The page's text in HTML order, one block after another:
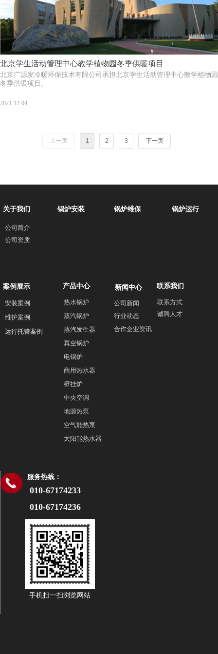
北京学生活动管理中心教学植物园冬季供暖项目
北京广源发冷暖环保技术有限公司承担北京学生活动管理中心教学植物园
冬季供暖项目。
2021-12-04
上一页 1 2 3 下一页
联系方式
诚聘人才
联系我们
公司新闻
行业动态
合作企业资讯
新闻中心
热水锅炉
蒸汽锅炉
蒸汽发生器
真空锅炉
电锅炉
商用热水器
壁挂炉
中央空调
地源热泵
空气能热泵
太阳能热水器
产品中心
安装案例
维护案例
运行托管案例
案例展示
公司简介
公司资质
关于我们 锅炉安装 锅炉维保 锅炉运行
手机扫一扫浏览网站
服务热线：
010-67174233
010-67174236
끅